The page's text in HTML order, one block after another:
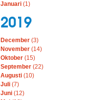
Januari (1)
2019
December (3)
November (14)
Oktober (15)
September (22)
Augusti (10)
Juli (7)
Juni (12)